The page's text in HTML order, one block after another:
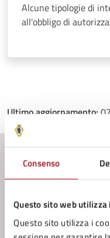
Consenso
Questo sito web utilizza
Questo sito utilizza i
Alcune tipologie di
all'obbligo di
Ultimo aggiornamento:
Servizi
Accesso agli atti